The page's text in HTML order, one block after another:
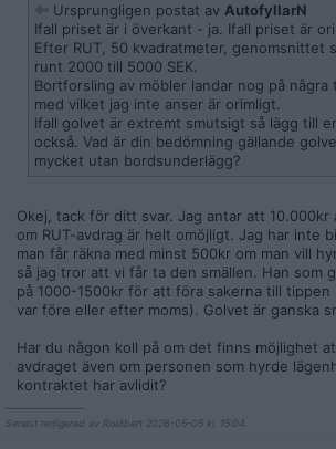
Ursprungligen postat av AutofyllarN
Ifall priset är i överkant - ja. Ifall priset är
Efter RUT, 50 kvadratmeter, genomsnittet
runt 2000 till 5000 SEK.
Bortforsling av möbler landar nog på några
med vilket jag inte anser är orimligt.
Ifall golvet är extremt smutsigt så lägg till
också. Vad är din bedömning gällande
mycket utan bordsunderlägg?
Okej, tack för ditt svar. Jag antar att 10.000kr
om RUT-avdrag är helt omöjligt. Jag har inte
man får räkna med minst 500kr om man vill
så jag tror att vi får ta den smällen. Han som
på 1000-1500kr för att föra sakerna till tippen
var före eller efter moms). Golvet är ganska
Har du någon koll på om det finns möjlighet
avdraget även om personen som hyrde
kontraktet har avlidit?
Senast redigerad av Roidbert 2026-05-05 kl. 15:04.